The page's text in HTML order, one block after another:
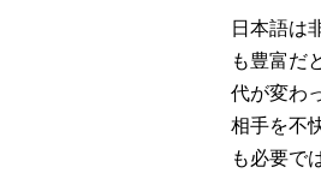
日本語は
も豊富だ
代が変わ
相手を不
も必要で